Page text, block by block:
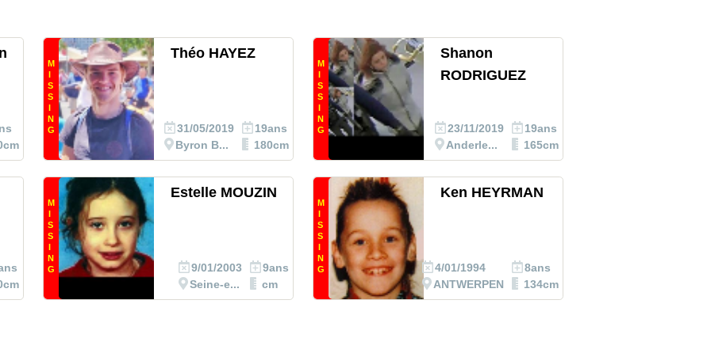
M
I
S
S
I
N
G
Théo HAYEZ
31/05/2019
Byron B...
19ans
180cm
M
I
S
S
I
N
G
Shanon
RODRIGUEZ
23/11/2019
Anderle...
19ans
165cm
M
I
S
S
I
N
G
Estelle MOUZIN
9/01/2003
Seine-e...
9ans
cm
M
I
S
S
I
N
G
Ken HEYRMAN
4/01/1994
ANTWERPEN
8ans
134cm